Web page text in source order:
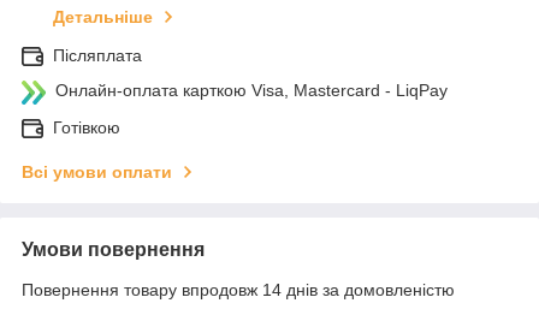
Детальніше
Післяплата
Онлайн-оплата карткою Visa, Mastercard - LiqPay
Готівкою
Всі умови оплати
Умови повернення
Повернення товару впродовж 14 днів за домовленістю